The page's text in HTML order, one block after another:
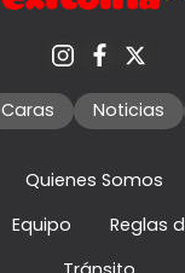
Caras Noticias
Quienes Somos
Equipo
Reglas